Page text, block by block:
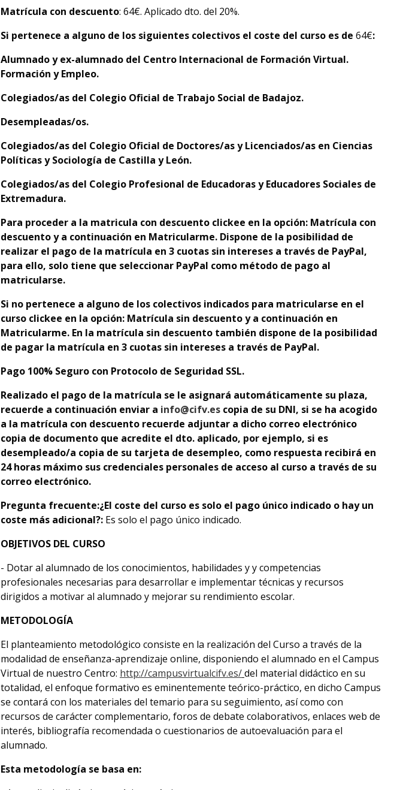
Matrícula con descuento: 64€. Aplicado dto. del 20%.
Si pertenece a alguno de los siguientes colectivos el coste del curso es de 64€:
Alumnado y ex-alumnado del Centro Internacional de Formación Virtual.
Formación y Empleo.
Colegiados/as del Colegio Oficial de Trabajo Social de Badajoz.
Desempleadas/os.
Colegiados/as del Colegio Oficial de Doctores/as y Licenciados/as en Ciencias
Políticas y Sociología de Castilla y León.
Colegiados/as del Colegio Profesional de Educadoras y Educadores Sociales de
Extremadura.
Para proceder a la matricula con descuento clickee en la opción: Matrícula con
descuento y a continuación en Matricularme. Dispone de la posibilidad de
realizar el pago de la matrícula en 3 cuotas sin intereses a través de PayPal,
para ello, solo tiene que seleccionar PayPal como método de pago al
matricularse.
Si no pertenece a alguno de los colectivos indicados para matricularse en el
curso clickee en la opción: Matrícula sin descuento y a continuación en
Matricularme. En la matrícula sin descuento también dispone de la posibilidad
de pagar la matrícula en 3 cuotas sin intereses a través de PayPal.
Pago 100% Seguro con Protocolo de Seguridad SSL.
Realizado el pago de la matrícula se le asignará automáticamente su plaza,
recuerde a continuación enviar a info@cifv.es copia de su DNI, si se ha acogido
a la matrícula con descuento recuerde adjuntar a dicho correo electrónico
copia de documento que acredite el dto. aplicado, por ejemplo, si es
desempleado/a copia de su tarjeta de desempleo, como respuesta recibirá en
24 horas máximo sus credenciales personales de acceso al curso a través de su
correo electrónico.
Pregunta frecuente:¿El coste del curso es solo el pago único indicado o hay un
coste más adicional?: Es solo el pago único indicado.
OBJETIVOS DEL CURSO
- Dotar al alumnado de los conocimientos, habilidades y y competencias
profesionales necesarias para desarrollar e implementar técnicas y recursos
dirigidos a motivar al alumnado y mejorar su rendimiento escolar.
METODOLOGÍA
El planteamiento metodológico consiste en la realización del Curso a través de la
modalidad de enseñanza-aprendizaje online, disponiendo el alumnado en el Campus
Virtual de nuestro Centro: http://campusvirtualcifv.es/del material didáctico en su
totalidad, el enfoque formativo es eminentemente teórico-práctico, en dicho Campus
se contará con los materiales del temario para su seguimiento, así como con
recursos de carácter complementario, foros de debate colaborativos, enlaces web de
interés, bibliografía recomendada o cuestionarios de autoevaluación para el
alumnado.
Esta metodología se basa en: